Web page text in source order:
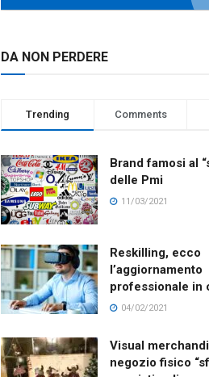
DA NON PERDERE
Trending Comments
Brand famosi al
delle Pmi
11/03/2021
Reskilling, ecco
l’aggiornamento
professionale in
04/02/2021
Visual
negozio fisico